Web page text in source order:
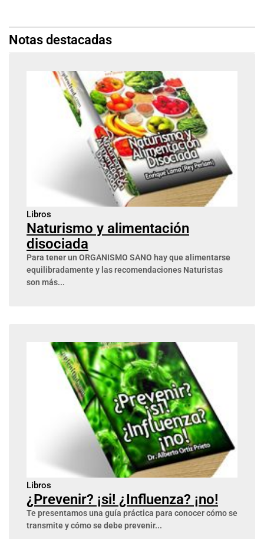
Notas destacadas
Libros
Naturismo y alimentación
disociada
Para tener un ORGANISMO SANO hay que alimentarse
equilibradamente y las recomendaciones Naturistas
son más...
Libros
¿Prevenir? ¡si! ¿Influenza? ¡no!
Te presentamos una guía práctica para conocer cómo se
transmite y cómo se debe prevenir...